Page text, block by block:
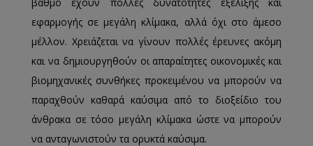
εφαρμογής σε μεγάλη κλίμακα, αλλά όχι στο άμεσο
μέλλον. Χρειάζεται να γίνουν πολλές έρευνες ακόμη
και να δημιουργηθούν οι απαραίτητες οικονομικές και
βιομηχανικές συνθήκες προκειμένου να μπορούν να
παραχθούν καθαρά καύσιμα από το διοξείδιο του
άνθρακα σε τόσο μεγάλη κλίμακα ώστε να μπορούν
να ανταγωνιστούν τα ορυκτά καύσιμα.